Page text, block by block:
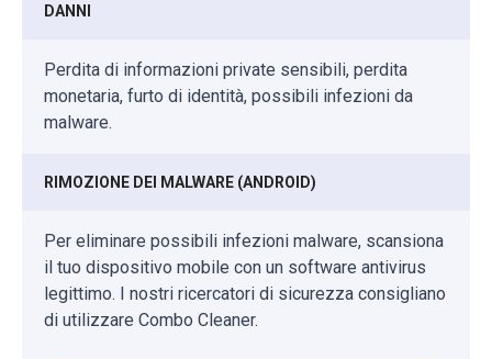
DANNI
Perdita di informazioni private sensibili, perdita
monetaria, furto di identità, possibili infezioni da
malware.
RIMOZIONE DEI MALWARE (ANDROID)
Per eliminare possibili infezioni malware, scansiona
il tuo dispositivo mobile con un software antivirus
legittimo. I nostri ricercatori di sicurezza consigliano
di utilizzare Combo Cleaner.